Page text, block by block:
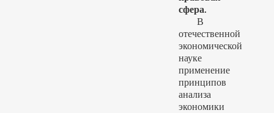
сфера.
В
отечественной
экономической
науке
применение
принципов
анализа
экономики